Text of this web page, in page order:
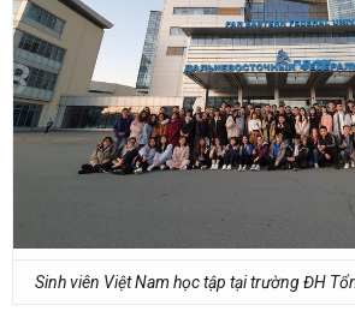
Sinh viên Việt Nam học tập tại trường ĐH